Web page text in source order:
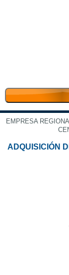
EMPRESA
ADQUISICIÓN